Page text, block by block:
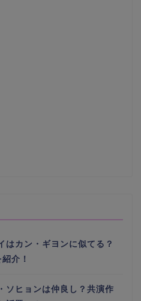
はカン・ギヨンに似てる？
介！
ソヒョンは仲良し？共演作